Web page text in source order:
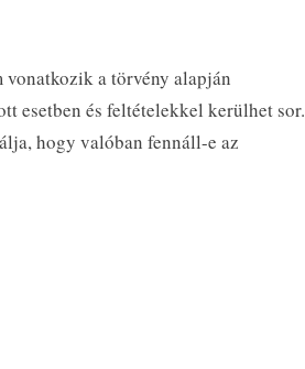
vonatkozik a törvény alapján
esetben és feltételekkel kerülhet sor.
hogy valóban fennáll-e az